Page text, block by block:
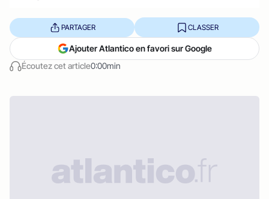
Écoutez cet article0:00min
PARTAGER CLASSER
Ajouter Atlantico en favori sur Google